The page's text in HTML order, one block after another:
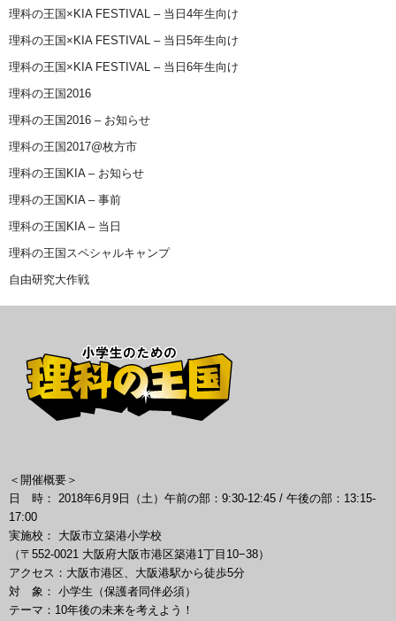
理科の王国×KIA FESTIVAL – 当日4年生向け
理科の王国×KIA FESTIVAL – 当日5年生向け
理科の王国×KIA FESTIVAL – 当日6年生向け
理科の王国2016
理科の王国2016 – お知らせ
理科の王国2017@枚方市
理科の王国KIA – お知らせ
理科の王国KIA – 事前
理科の王国KIA – 当日
理科の王国スペシャルキャンプ
自由研究大作戦
＜開催概要＞
日 時： 2018年6月9日（土）午前の部：9:30-12:45 / 午後の部：13:15-
17:00
実施校： 大阪市立築港小学校
（〒552-0021 大阪府大阪市港区築港1丁目10−38）
アクセス：大阪市港区、大阪港駅から徒歩5分
対 象： 小学生（保護者同伴必須）
テーマ：10年後の未来を考えよう！